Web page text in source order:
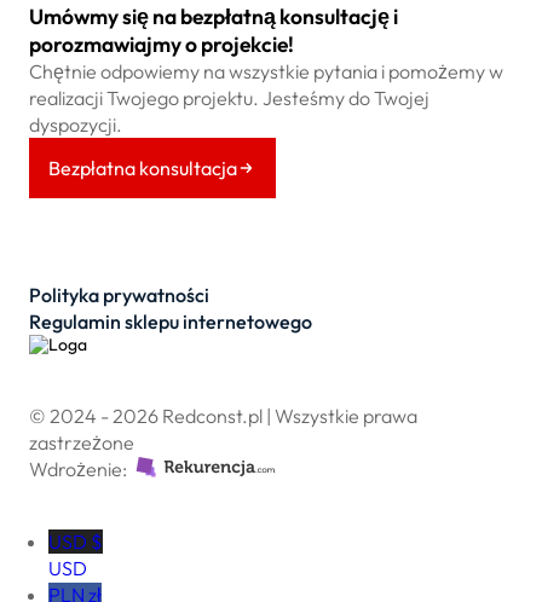
Umówmy się na bezpłatną konsultację i
porozmawiajmy o projekcie!
Chętnie odpowiemy na wszystkie pytania i pomożemy w
realizacji Twojego projektu. Jesteśmy do Twojej
dyspozycji.
Bezpłatna konsultacja
Polityka prywatności
Regulamin sklepu internetowego
© 2024 - 2026 Redconst.pl | Wszystkie prawa
zastrzeżone
Wdrożenie:
USD $
USD
PLN zł